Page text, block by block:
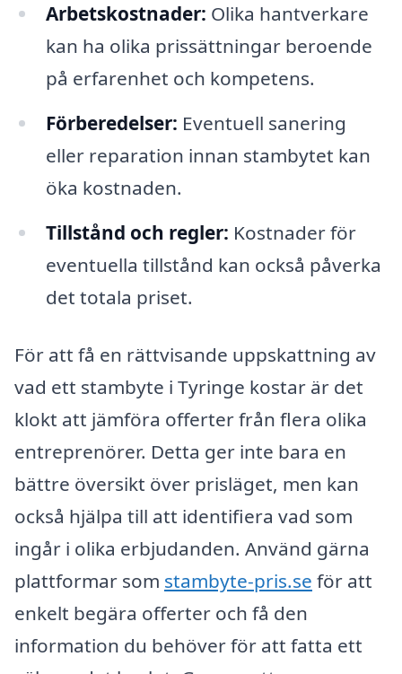
Arbetskostnader: Olika hantverkare
kan ha olika prissättningar beroende
på erfarenhet och kompetens.
Förberedelser: Eventuell sanering
eller reparation innan stambytet kan
öka kostnaden.
Tillstånd och regler: Kostnader för
eventuella tillstånd kan också påverka
det totala priset.
För att få en rättvisande uppskattning av
vad ett stambyte i Tyringe kostar är det
klokt att jämföra offerter från flera olika
entreprenörer. Detta ger inte bara en
bättre översikt över prisläget, men kan
också hjälpa till att identifiera vad som
ingår i olika erbjudanden. Använd gärna
plattformar som stambyte-pris.se för att
enkelt begära offerter och få den
information du behöver för att fatta ett